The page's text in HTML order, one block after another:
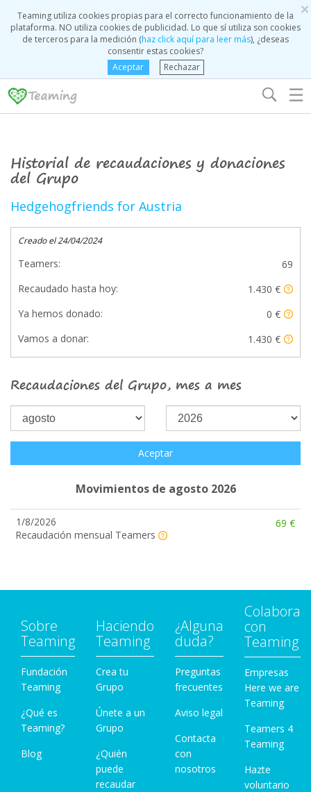
×
Teaming utiliza cookies propias para el correcto funcionamiento de la
plataforma. NO utiliza cookies de publicidad. Lo que sí utiliza son cookies
de terceros para la medición (haz click aquí para leer más), ¿deseas
consentir estas cookies?
Aceptar
Rechazar
☰
Historial de recaudaciones y donaciones
del Grupo
Hedgehogfriends for Austria
Creado el 24/04/2024
Teamers:
69
Recaudado hasta hoy:
1.430 €
Ya hemos donado:
0 €
Vamos a donar:
1.430 €
Recaudaciones del Grupo, mes a mes
Aceptar
Movimientos de agosto 2026
1/8/2026
Recaudación mensual Teamers
69 €
Sobre
Teaming
Fundación
Teaming
¿Qué es
Teaming?
Blog
Haciendo
Teaming
Crea tu
Grupo
Únete a un
Grupo
¿Quién
puede
recaudar
¿Alguna
duda?
Preguntas
frecuentes
Aviso legal
Contacta
con
nosotros
Colabora
con
Teaming
Empresas
Here we are
Teaming
Teamers 4
Teaming
Hazte
voluntario